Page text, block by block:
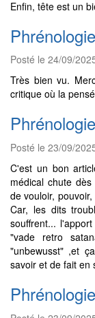
Enfin, tête est un
Posté le 24/09/
Très bien vu.
critique où la
Posté le 23/09/
C'est un bon
médical chute
de vouloir,
Car, les dits
souffrent...
"vade retro
"unbewusst" ,et
savoir et de fait en